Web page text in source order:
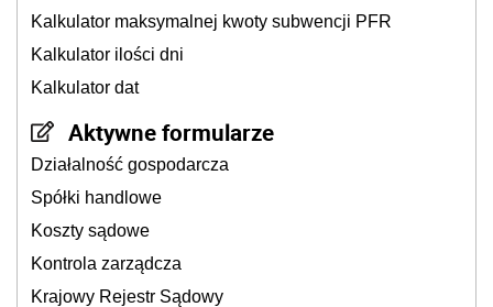
Kalkulator maksymalnej kwoty subwencji PFR
Kalkulator ilości dni
Kalkulator dat
Aktywne formularze
Działalność gospodarcza
Spółki handlowe
Koszty sądowe
Kontrola zarządcza
Krajowy Rejestr Sądowy